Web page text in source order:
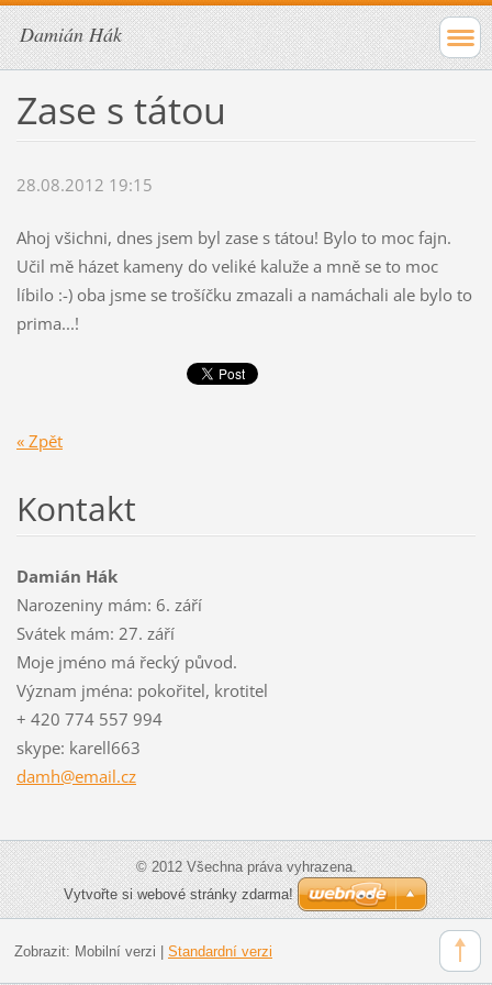
Damián Hák
Zase s tátou
28.08.2012 19:15
Ahoj všichni, dnes jsem byl zase s tátou! Bylo to moc fajn.
Učil mě házet kameny do veliké kaluže a mně se to moc
líbilo :-) oba jsme se trošíčku zmazali a namáchali ale bylo to
prima...!
« Zpět
Kontakt
Damián Hák
Narozeniny mám: 6. září
Svátek mám: 27. září
Moje jméno má řecký původ.
Význam jména: pokořitel, krotitel
+ 420 774 557 994
skype: karell663
damh@email.cz
© 2012 Všechna práva vyhrazena.
Vytvořte si webové stránky zdarma!
Zobrazit: Mobilní verzi Standardní verzi